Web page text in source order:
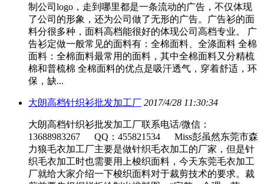
制公司logo，走到哪里都是一条流动的广告，不仅体现
了公司的形象，还为公司做了无形的广告。广告衫的面
料分很多种，面料高档能很好的体现公司高档专业。 广
告衫定做一般常见的面料有：全棉面料、全涤面料 全棉
面料：全棉面料最常用的面料，其中全棉面料又分精梳
棉和普梳棉 全棉面料的优点是吸汗透气，穿着舒适，环
保，缺...
大朗高档针织衫批发加工厂 2017/4/28 11:30:34
大朗高档针织衫批发加工厂联系电话/微信：
13688983267 QQ：455821534 Miss彭虽然东莞市森
力狼毛衣加工厂主要是做针织毛衣加工的厂家，但是针
织毛衣加工时也需要用上梭织面料，今天东莞毛衣加工
厂就给大家介绍一下梭织面料对于裁剪技术的要求。裁